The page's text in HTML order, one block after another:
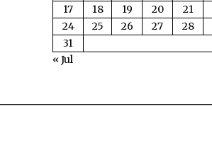
17
18 19 20 21
24
25 26 27 28
31
« Jul